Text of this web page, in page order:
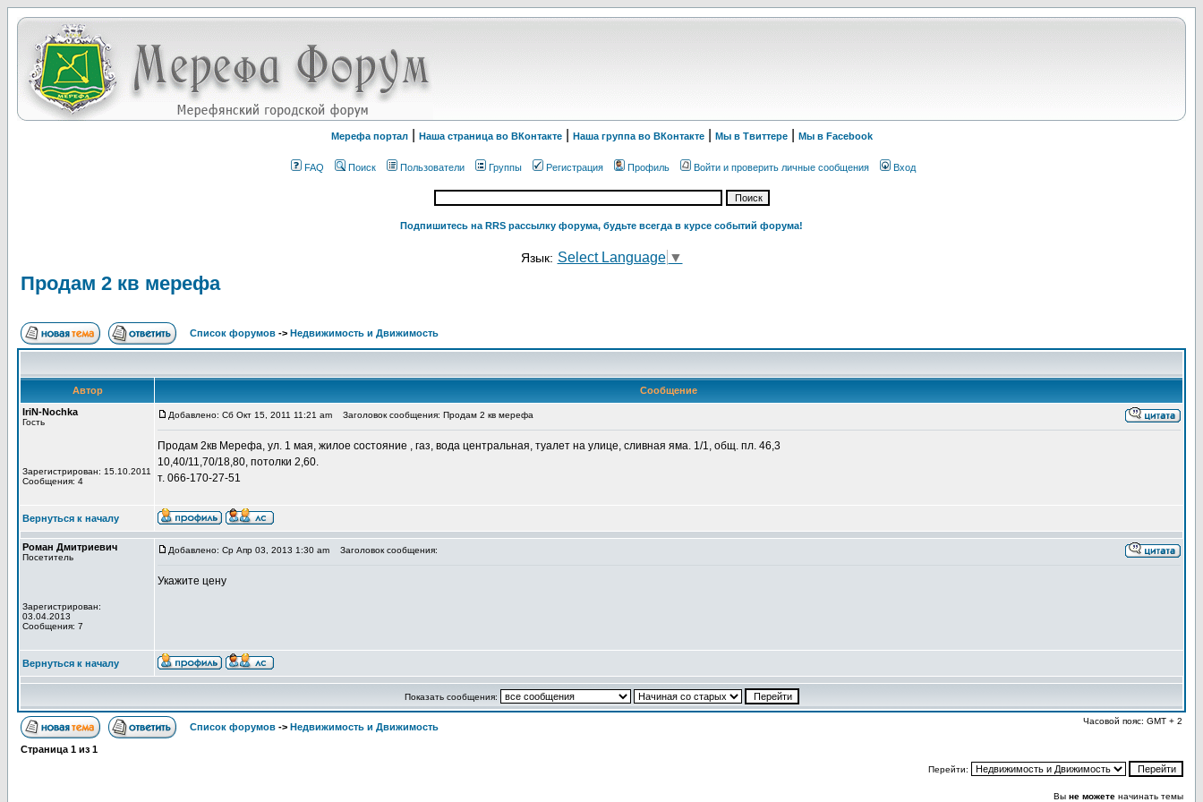
Мерефа портал| Наша страница во ВКонтакте| Наша группа во ВКонтакте| Мы в Твиттере| Мы в Facebook
FAQ Поиск Пользователи Группы Регистрация Профиль Войти и проверить личные сообщения Вход
Подпишитесь на RRS рассылку форума, будьте всегда в курсе событий форума!
Язык: Select Language ▼
Продам 2 кв мерефа
Список форумов -> Недвижимость и Движимость
Автор
Сообщение
IriN-Nochka
Гость
Зарегистрирован: 15.10.2011
Сообщения: 4
Добавлено: Сб Окт 15, 2011 11:21 am Заголовок сообщения: Продам 2 кв мерефа
Продам 2кв Мерефа, ул. 1 мая, жилое состояние , газ, вода центральная, туалет на улице, сливная яма. 1/1, общ. пл. 46,3
10,40/11,70/18,80, потолки 2,60.
т. 066-170-27-51
Вернуться к началу
Роман Дмитриевич
Посетитель
Зарегистрирован:
03.04.2013
Сообщения: 7
Добавлено: Ср Апр 03, 2013 1:30 am Заголовок сообщения:
Укажите цену
Вернуться к началу
Показать сообщения:
Список форумов -> Недвижимость и Движимость
Часовой пояс: GMT + 2
Страница 1 из 1
Перейти:
Вы не можете начинать темы